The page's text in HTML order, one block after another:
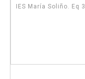
IES María Soliño. Eq 3